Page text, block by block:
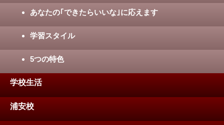
あなたの｢できたらいいな｣に応えます
学習スタイル
5つの特色
学校生活
浦安校